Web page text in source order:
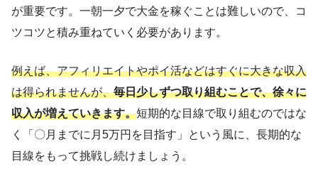
が重要です。一朝一夕で大金を稼ぐことは難しいので、コ
ツコツと積み重ねていく必要があります。
例えば、アフィリエイトやポイ活などはすぐに大きな収入
は得られませんが、毎日少しずつ取り組むことで、徐々に
収入が増えていきます。短期的な目線で取り組むのではな
く「〇月までに月5万円を目指す」という風に、長期的な
目線をもって挑戦し続けましょう。